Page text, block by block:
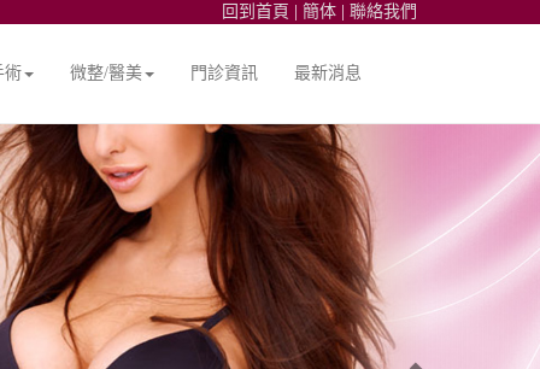
回到首頁 簡体 聯絡我們
術 微整/醫美 門診資訊 最新消息